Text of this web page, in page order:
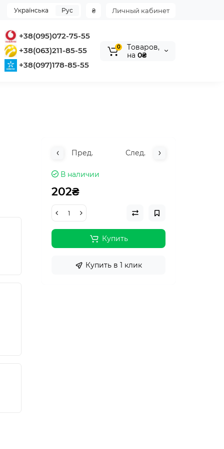
Личный кабинет
₴
Українська Рус
+38(095)072-75-55
+38(063)211-85-55
+38(097)178-85-55
0
Tоваров,
на 0₴
Пред. След.
В наличии
202₴
Купить
Купить в 1 клик